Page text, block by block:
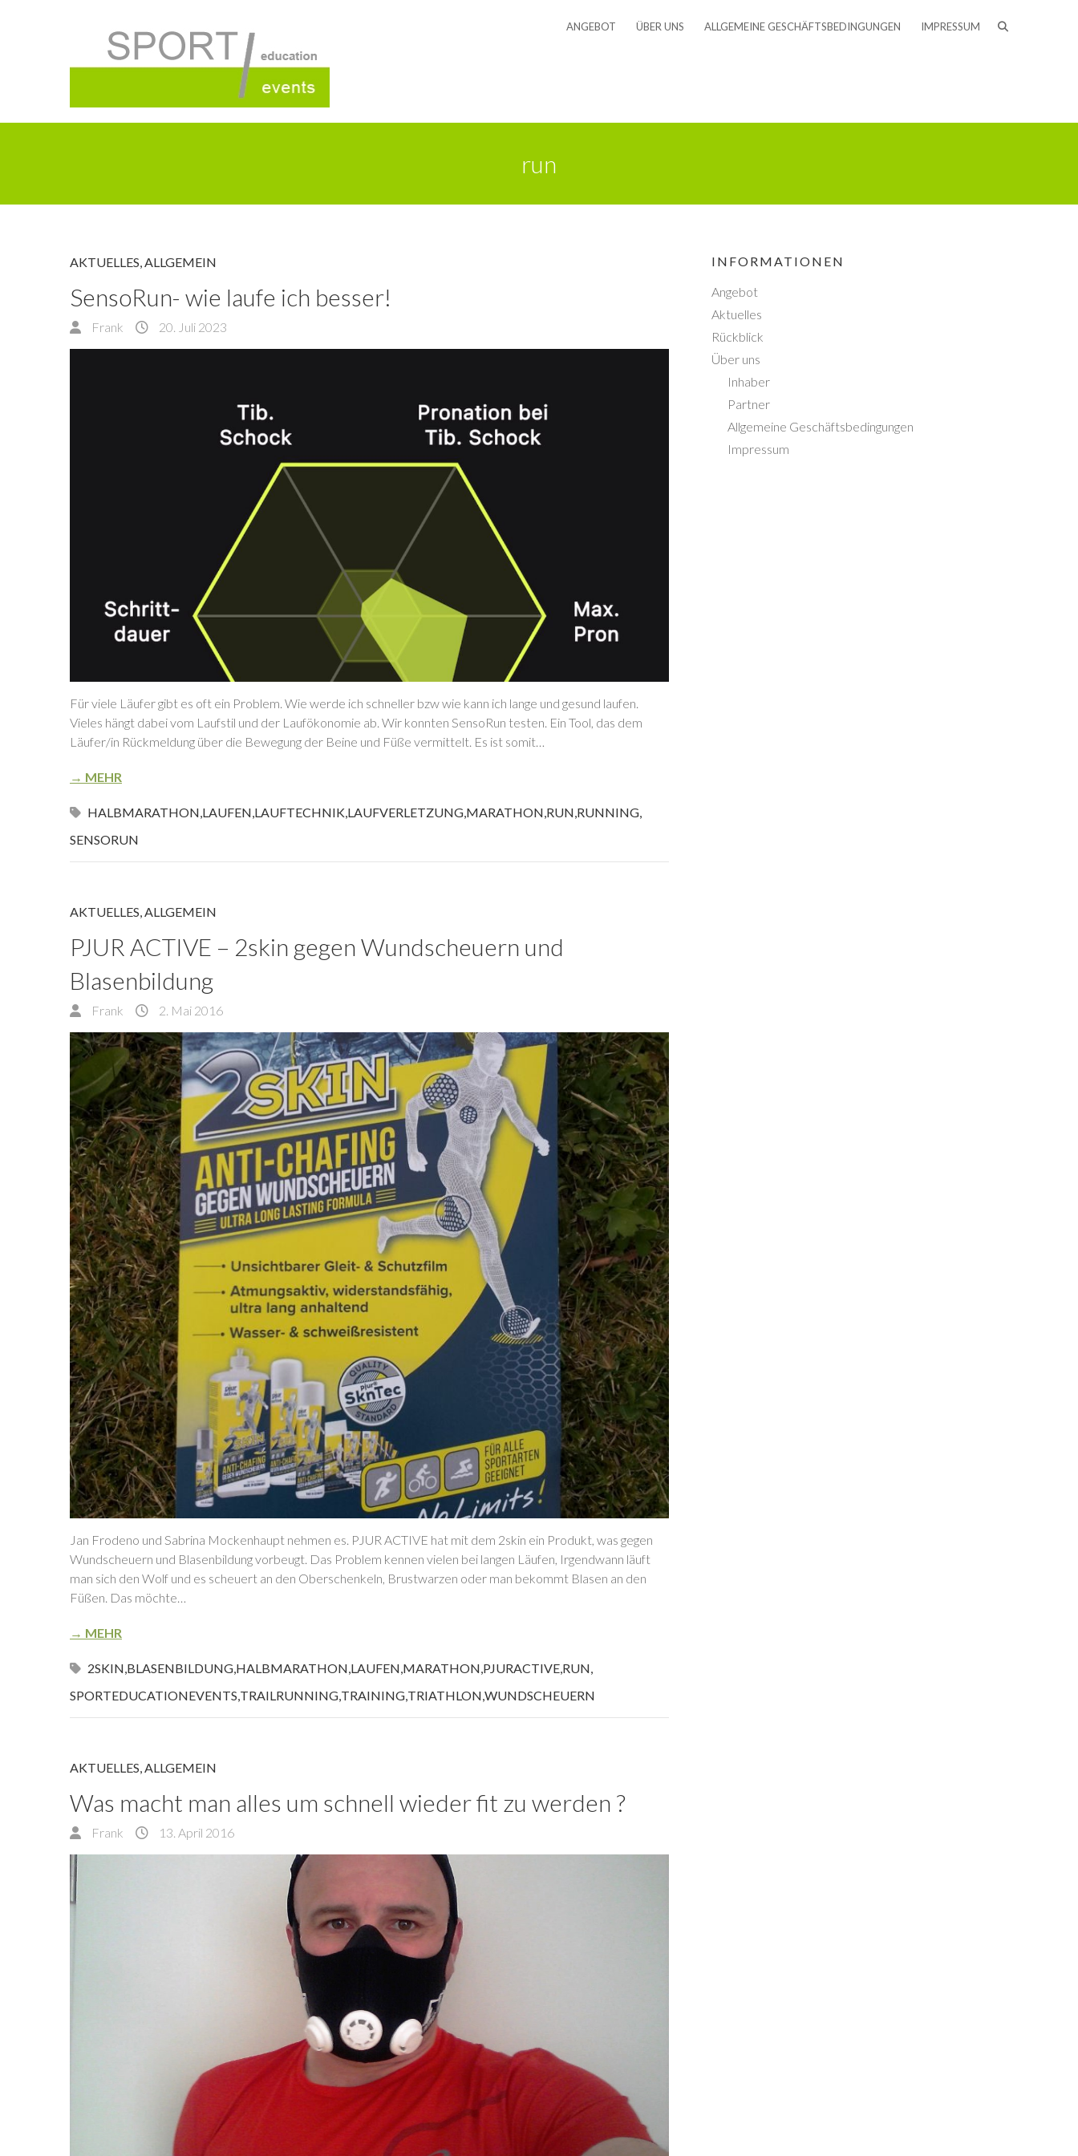
ANGEBOT ÜBER UNS ALLGEMEINE GESCHÄFTSBEDINGUNGEN IMPRESSUM
run
AKTUELLES,ALLGEMEIN
SensoRun- wie laufe ich besser!
Frank 20. Juli 2023
Für viele Läufer gibt es oft ein Problem. Wie werde ich schneller bzw wie kann ich lange und gesund laufen.
Vieles hängt dabei vom Laufstil und der Laufökonomie ab. Wir konnten SensoRun testen. Ein Tool, das dem
Läufer/in Rückmeldung über die Bewegung der Beine und Füße vermittelt. Es ist somit…
→ MEHR
HALBMARATHON LAUFEN LAUFTECHNIK LAUFVERLETZUNG MARATHON RUN RUNNING
SENSORUN
AKTUELLES ALLGEMEIN
PJUR ACTIVE – 2skin gegen Wundscheuern und
Blasenbildung
Frank 2. Mai 2016
Jan Frodeno und Sabrina Mockenhaupt nehmen es. PJUR ACTIVE hat mit dem 2skin ein Produkt, was gegen
Wundscheuern und Blasenbildung vorbeugt. Das Problem kennen vielen bei langen Läufen, Irgendwann läuft
man sich den Wolf und es scheuert an den Oberschenkeln, Brustwarzen oder man bekommt Blasen an den
Füßen. Das möchte…
→ MEHR
2SKIN,BLASENBILDUNG,HALBMARATHON,LAUFEN,MARATHON,PJURACTIVE,RUN,
SPORTEDUCATIONEVENTS,TRAILRUNNING,TRAINING,TRIATHLON,WUNDSCHEUERN
AKTUELLES,ALLGEMEIN
Was macht man alles um schnell wieder fit zu werden ?
Frank 13. April 2016
INFORMATIONEN
Angebot
Aktuelles
Rückblick
Über uns
Inhaber
Partner
Allgemeine Geschäftsbedingungen
Impressum